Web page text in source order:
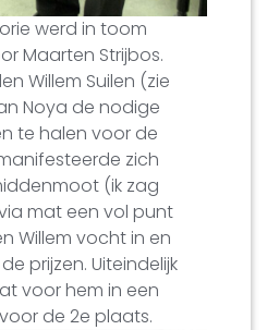
werd in toom
Maarten Strijbos.
Willem Suilen (zie
Noya de nodige
te halen voor de
zich
(ik zag
mat een vol punt
Willem vocht in en
prijzen. Uiteindelijk
voor hem in een
de 2e plaats.